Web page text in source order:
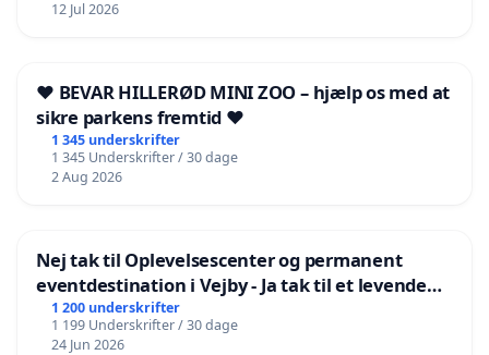
12 Jul 2026
❤️ BEVAR HILLERØD MINI ZOO – hjælp os med at
sikre parkens fremtid ❤️
1 345 underskrifter
1 345 Underskrifter / 30 dage
2 Aug 2026
Nej tak til Oplevelsescenter og permanent
eventdestination i Vejby - Ja tak til et levende
lokalområde i balance
1 200 underskrifter
1 199 Underskrifter / 30 dage
24 Jun 2026